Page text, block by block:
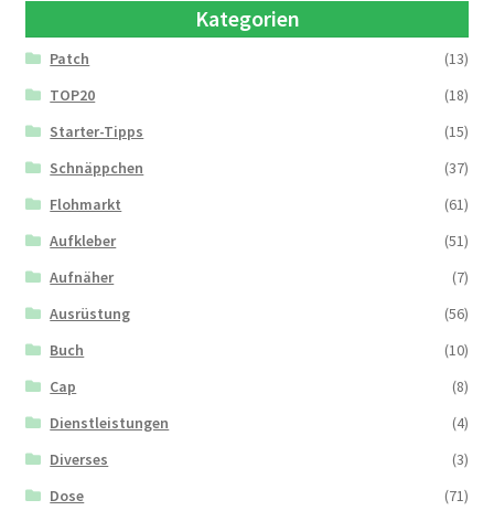
Kategorien
Patch
(13)
TOP20
(18)
Starter-Tipps
(15)
Schnäppchen
(37)
Flohmarkt
(61)
Aufkleber
(51)
Aufnäher
(7)
Ausrüstung
(56)
Buch
(10)
Cap
(8)
Dienstleistungen
(4)
Diverses
(3)
Dose
(71)